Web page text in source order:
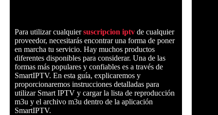
Para utilizar cualquiersuscripcion iptv de cualquier
proveedor, necesitarás encontrar una forma de poner
en marcha tu servicio. Hay muchos productos
diferentes disponibles para considerar. Una de las
formas más populares y confiables es a través de
SmartIPTV. En esta guía, explicaremos y
proporcionaremos instrucciones detalladas para
utilizar Smart IPTV y cargar la lista de reproducción
m3u y el archivo m3u dentro de la aplicación
SmartIPTV.